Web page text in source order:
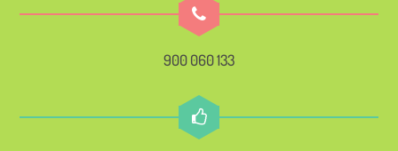
900 060 133